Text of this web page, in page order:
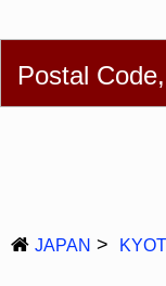
Deutsch
Postal
JAPAN